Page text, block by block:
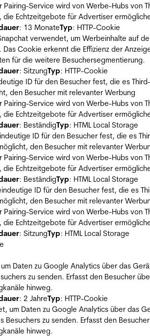
Pairing-Service wird von Werbe-Hubs von
die Echtzeitgebote für Advertiser
: 13 MonateTyp: HTTP-Cookie
verwendet, um Werbeinhalte auf
Cookie erkennt die Effizienz der
für die weitere Besuchersegmentierung.
: SitzungTyp: HTTP-Cookie
ID für den Besucher fest, die es
den Besucher mit relevanter Werbung
Pairing-Service wird von Werbe-Hubs von
die Echtzeitgebote für Advertiser
: BeständigTyp: HTML Local Storage
ID für den Besucher fest, die es
den Besucher mit relevanter
Pairing-Service wird von Werbe-Hubs von
die Echtzeitgebote für Advertiser
: BeständigTyp: HTML Local Storage
ID für den Besucher fest, die es
den Besucher mit relevanter
Pairing-Service wird von Werbe-Hubs von
die Echtzeitgebote für Advertiser
: SitzungTyp: HTML Local Storage
Daten zu Google Analytics über das
zu senden. Erfasst den Besucher
hinweg.
: 2 JahreTyp: HTTP-Cookie
um Daten zu Google Analytics über das
Besuchers zu senden. Erfasst den
hinweg.